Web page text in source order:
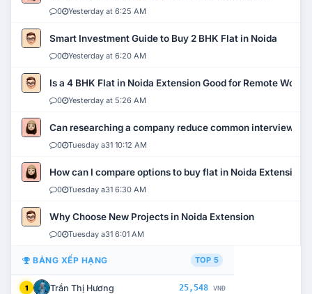
0 Yesterday at 6:25 AM
Smart Investment Guide to Buy 2 BHK Flat in Noida
0 Yesterday at 6:20 AM
Is a 4 BHK Flat in Noida Extension Good for Remote Work?
0 Yesterday at 5:26 AM
Can researching a company reduce common interview
0 Tuesday a31 10:12 AM
How can I compare options to buy flat in Noida Extension?
0 Tuesday a31 6:30 AM
Why Choose New Projects in Noida Extension
0 Tuesday a31 6:01 AM
BẢNG XẾP HẠNG TOP 5
1 Trần Thị Hương 25,548 VNĐ